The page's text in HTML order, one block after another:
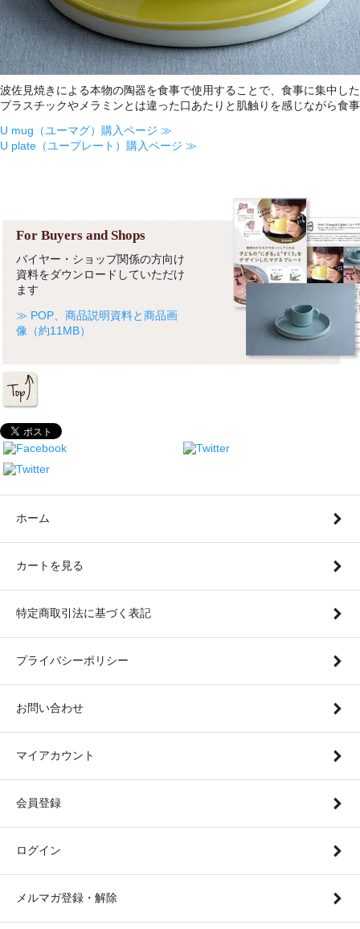
波佐見焼きによる本物の陶器を食事で使用することで、食事に集中し
プラスチックやメラミンとは違った口あたりと肌触りを感じながら食
U mug（ユーマグ）購入ページ ≫
U plate（ユープレート）購入ページ ≫
For Buyers and Shops
バイヤー・ショップ関係の方向け
資料をダウンロードしていただけ
ます
≫ POP、商品説明資料と商品画
像（約11MB）
ホーム
カートを見る
特定商取引法に基づく表記
プライバシーポリシー
お問い合わせ
マイアカウント
会員登録
ログイン
メルマガ登録・解除